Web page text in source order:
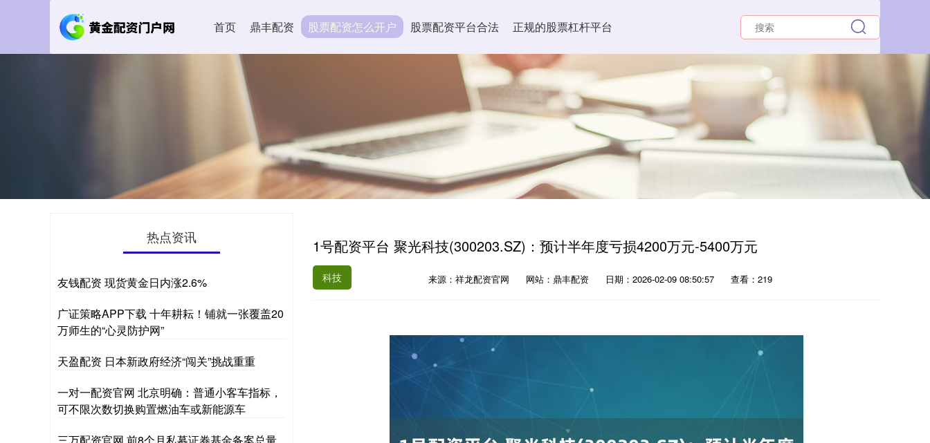
首页 鼎丰配资 股票配资怎么开户 股票配资平台合法 正规的股票杠杆平台
1号配资平台 聚光科技(300203.SZ)：预计半年度亏损4200万元-5400万元
科技 来源：祥龙配资官网 网站：鼎丰配资 日期：2026-02-09 08:50:57 查看：219
热点资讯
友钱配资 现货黄金日内涨2.6%
广证策略APP下载 十年耕耘！铺就一张覆盖20
万师生的“心灵防护网”
天盈配资 日本新政府经济“闯关”挑战重重
一对一配资官网 北京明确：普通小客车指标，
可不限次数切换购置燃油车或新能源车